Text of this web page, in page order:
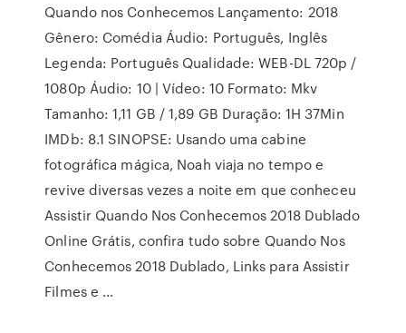
Quando nos Conhecemos Lançamento: 2018
Gênero: Comédia Áudio: Português, Inglês
Legenda: Português Qualidade: WEB-DL 720p /
1080p Áudio: 10 | Vídeo: 10 Formato: Mkv
Tamanho: 1,11 GB / 1,89 GB Duração: 1H 37Min
IMDb: 8.1 SINOPSE: Usando uma cabine
fotográfica mágica, Noah viaja no tempo e
revive diversas vezes a noite em que conheceu
Assistir Quando Nos Conhecemos 2018 Dublado
Online Grátis, confira tudo sobre Quando Nos
Conhecemos 2018 Dublado, Links para Assistir
Filmes e …